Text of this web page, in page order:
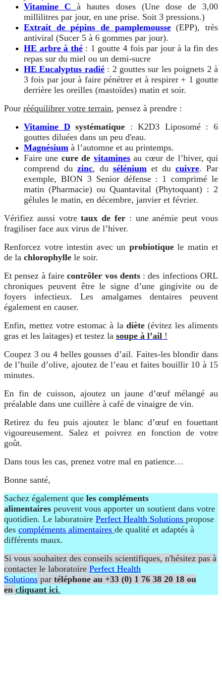
Vitamine Cà hautes doses (Une dose de 3,00
millilitres par jour, en une prise. Soit 3 pressions.)
Extrait de pépins de pamplemousse(EPP), très
antiviral (Sucer 5 à 6 gommes par jour).
HE arbre à thé: 1 goutte 4 fois par jour à la fin des
repas sur du miel ou un demi-sucre
HE Eucalyptus radié: 2 gouttes sur les poignets 2 à
3 fois par jour à faire pénétrer et à respirer + 1 goutte
derrière les oreilles (mastoïdes) matin et soir.
Pour rééquilibrer votre terrain, pensez à prendre :
Vitamine D systématique : K2D3 Liposomé : 6
gouttes diluées dans un peu d'eau.
Magnésium à l’automne et au printemps.
Faire une cure de vitaminesau cœur de l’hiver, qui
comprend du zinc, du sélénium et du cuivre. Par
exemple, BION 3 Senior défense : 1 comprimé le
matin (Pharmacie) ou Quantavital (Phytoquant) : 2
gélules le matin, en décembre, janvier et février.
Vérifiez aussi votretaux de fer : une anémie peut vous
fragiliser face aux virus de l’hiver.
Renforcez votre intestin avec un probiotiquele matin et
de la chlorophylle le soir.
Et pensez à fairecontrôler vos dents: des infections ORL
chroniques peuvent être le signe d’une gingivite ou de
foyers infectieux. Les amalgames dentaires peuvent
également en causer.
Enfin, mettez votre estomac à la diète(évitez les aliments
gras et les laitages) et testez la soupe à l’ail !
Coupez 3 ou 4 belles gousses d’ail. Faites-les blondir dans
de l’huile d’olive, ajoutez de l’eau et faites bouillir 10 à 15
minutes.
En fin de cuisson, ajoutez un jaune d’œuf mélangé au
préalable dans une cuillère à café de vinaigre de vin.
Retirez du feu puis ajoutez le blanc d’œuf en fouettant
vigoureusement. Salez et poivrez en fonction de votre
goût.
Dans tous les cas, prenez votre mal en patience…
Bonne santé,
Sachez également que les compléments
alimentaires peuvent vous apporter un soutient dans votre
quotidien. Le laboratoire Perfect Health Solutions propose
des compléments alimentaires de qualité et adaptés à
différents maux.
Si vous souhaitez des conseils scientifiques, n'hésitez pas à
contacter le laboratoire Perfect Health
Solutions par téléphone au +33 (0) 1 76 38 20 18 ou
en cliquant ici.